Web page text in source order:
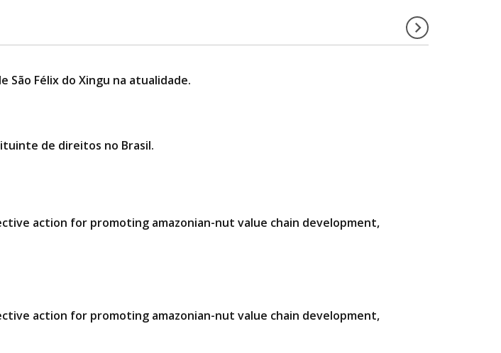
São Félix do Xingu na atualidade.
de direitos no Brasil.
action for promoting amazonian-nut value chain development,
action for promoting amazonian-nut value chain development,